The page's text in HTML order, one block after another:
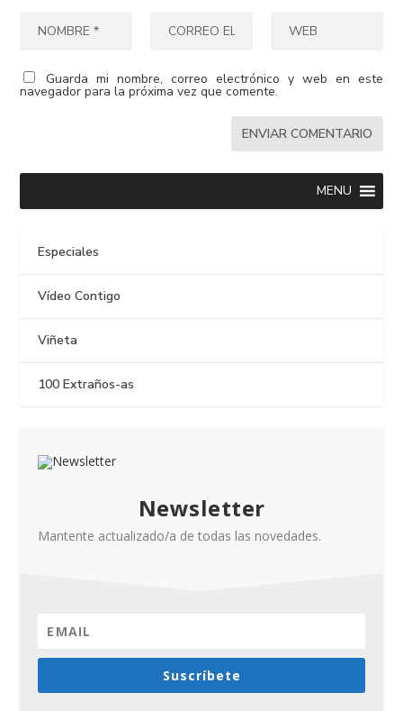
Guarda mi nombre, correo electrónico y web en este
navegador para la próxima vez que comente.
MENU
Especiales
Vídeo Contigo
Viñeta
100 Extraños-as
Newsletter
Mantente actualizado/a de todas las novedades.
Suscríbete